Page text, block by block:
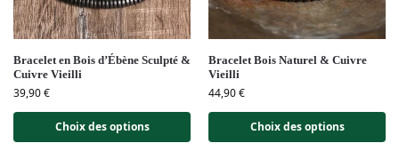
Bracelet en Bois d’Ébène Sculpté &
Cuivre Vieilli
39,90€
Choix des options
Bracelet Bois Naturel & Cuivre
Vieilli
44,90€
Choix des options